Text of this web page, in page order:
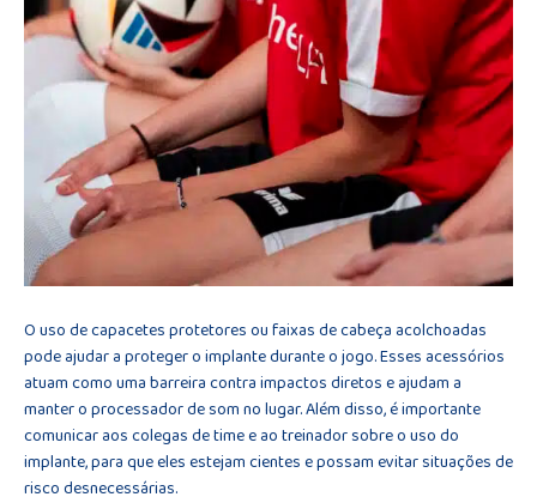
O uso de capacetes protetores ou faixas de cabeça acolchoadas
pode ajudar a proteger o implante durante o jogo. Esses acessórios
atuam como uma barreira contra impactos diretos e ajudam a
manter o processador de som no lugar. Além disso, é importante
comunicar aos colegas de time e ao treinador sobre o uso do
implante, para que eles estejam cientes e possam evitar situações de
risco desnecessárias.